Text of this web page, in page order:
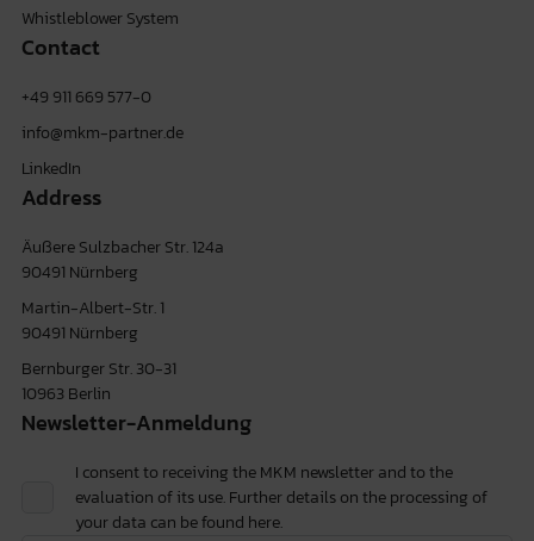
Whistleblower System
Contact
+49 911 669 577-0
info@mkm-partner.de
LinkedIn
Address
Äußere Sulzbacher Str. 124a
90491 Nürnberg
Martin-Albert-Str. 1
90491 Nürnberg
Bernburger Str. 30-31
10963 Berlin
Newsletter-Anmeldung
I consent to receiving the MKM newsletter and to the
evaluation of its use. Further details on the processing of
your data can be found here.